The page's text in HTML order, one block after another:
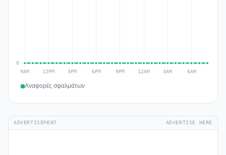
Αναφορές σφαλμάτων
ADVERTISEMENT ADVERTISE HERE